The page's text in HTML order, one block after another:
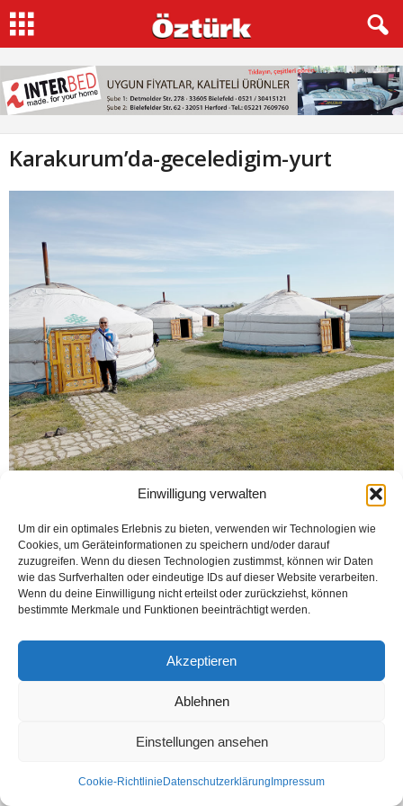
Einwilligung verwalten
Um dir ein optimales Erlebnis zu bieten, verwenden wir Technologien wie
Cookies, um Geräteinformationen zu speichern und/oder darauf
zuzugreifen. Wenn du diesen Technologien zustimmst, können wir Daten
wie das Surfverhalten oder eindeutige IDs auf dieser Website verarbeiten.
Wenn du deine Einwilligung nicht erteilst oder zurückziehst, können
bestimmte Merkmale und Funktionen beeinträchtigt werden.
Akzeptieren
Ablehnen
Einstellungen ansehen
Cookie-Richtlinie Datenschutzerklärung Impressum
Karakurum’da-geceledigim-yurt